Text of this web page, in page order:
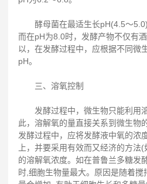
酵母菌在最适生长pH(4.5～5.0)
而在pH为8.0时，发酵产物不仅有
以，在发酵过程中，应根据不同微
pH。
三、溶氧控制
发酵过程中，微生物只能利用
此，溶解氧的量直接关系到微生物
发酵过程中，应将发酵液中氧的浓
上，并要采用有效而又经济的方法
的溶解氧浓度。如在普鲁兰多糖发
时,细胞生物量最大。原因是随着